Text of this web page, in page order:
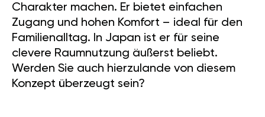
Charakter machen. Er bietet einfachen
Zugang und hohen Komfort – ideal für den
Familienalltag. In Japan ist er für seine
clevere Raumnutzung äußerst beliebt.
Werden Sie auch hierzulande von diesem
Konzept überzeugt sein?